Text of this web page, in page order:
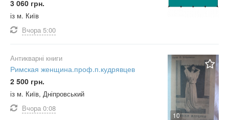
3 060 грн.
із м. Київ
Вчора 5:00
10
Антикварні книги
Римская женщина.проф.п.кудрявцев
2 500 грн.
із м. Київ, Дніпровський
Вчора 0:08